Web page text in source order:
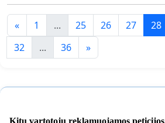
« 1 ... 25 26 27 28
32
... 36 »
Kitų vartotojų reklamuojamos peticijos